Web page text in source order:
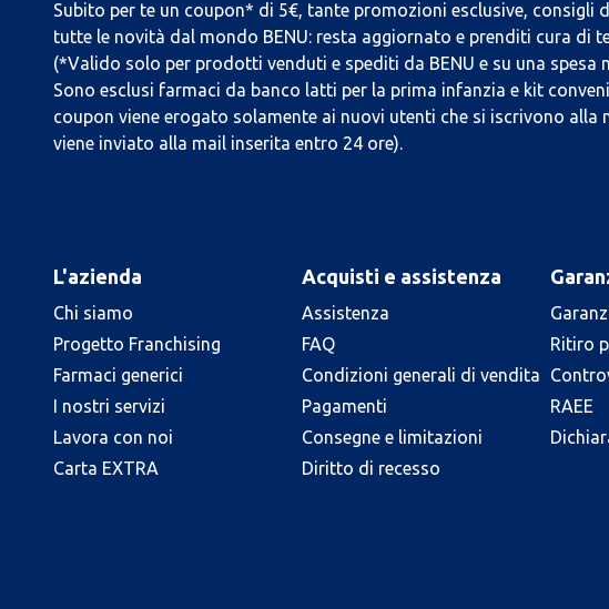
Subito per te un coupon* di 5€, tante promozioni esclusive, consigli
tutte le novità dal mondo BENU: resta aggiornato e prenditi cura di
(*Valido solo per prodotti venduti e spediti da BENU e su una spesa
Sono esclusi farmaci da banco latti per la prima infanzia e kit
coupon viene erogato solamente ai nuovi utenti che si iscrivono alla
viene inviato alla mail inserita entro 24 ore).
L'azienda
Chi siamo
Progetto Franchising
Farmaci generici
I nostri servizi
Lavora con noi
Carta EXTRA
Acquisti e assistenza
Assistenza
FAQ
Condizioni generali di vendita
Pagamenti
Consegne e limitazioni
Diritto di recesso
Ritiro
RAEE